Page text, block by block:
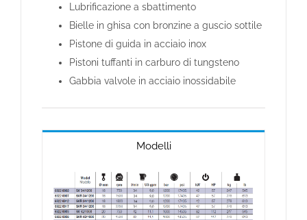
Lubrificazione a sbattimento
Bielle in ghisa con bronzine a guscio sottile
Pistone di guida in acciaio inox
Pistoni tuffanti in carburo di tungsteno
Gabbia valvole in acciaio inossidabile
Modelli